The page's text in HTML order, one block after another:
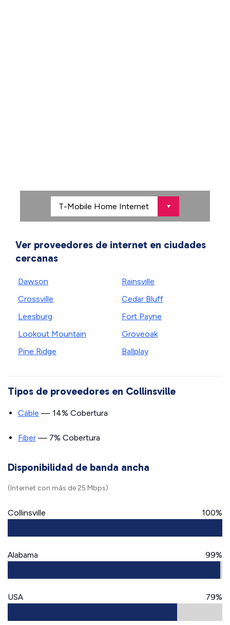
Ver proveedores de internet en ciudades
cercanas
Dawson
Crossville
Leesburg
Lookout Mountain
Pine Ridge
Rainsville
Cedar Bluff
Fort Payne
Groveoak
Ballplay
Tipos de proveedores en Collinsville
Cable — 14% Cobertura
Fiber — 7% Cobertura
Disponibilidad de banda ancha
(Internet con más de 25 Mbps)
Collinsville 100%
Alabama 99%
USA 79%